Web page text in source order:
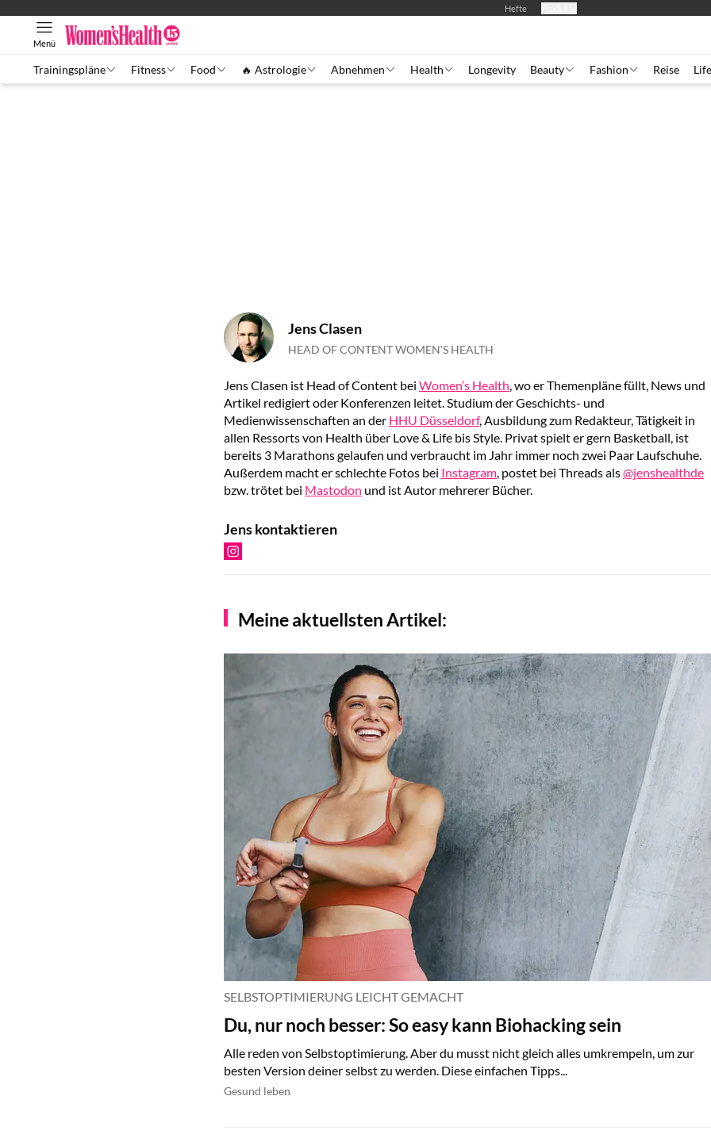
Hefte
Menü
Trainingspläne Fitness Food 🔥 Astrologie Abnehmen Health Longevity Beauty Fashion Reise Life
Jens Clasen
HEAD OF CONTENT WOMEN'S HEALTH
Jens Clasen ist Head of Content bei Women’s Health, wo er Themenpläne füllt, News und
Artikel redigiert oder Konferenzen leitet. Studium der Geschichts- und
Medienwissenschaften an der HHU Düsseldorf, Ausbildung zum Redakteur, Tätigkeit in
allen Ressorts von Health über Love & Life bis Style. Privat spielt er gern Basketball, ist
bereits 3 Marathons gelaufen und verbraucht im Jahr immer noch zwei Paar Laufschuhe.
Außerdem macht er schlechte Fotos bei Instagram, postet bei Threads als@jenshealthde
bzw. trötet bei Mastodon und ist Autor mehrerer Bücher.
Jens kontaktieren
Meine aktuellsten Artikel:
SELBSTOPTIMIERUNG LEICHT GEMACHT
Du, nur noch besser: So easy kann Biohacking sein
Alle reden von Selbstoptimierung. Aber du musst nicht gleich alles umkrempeln, um zur
besten Version deiner selbst zu werden. Diese einfachen Tipps...
Gesund leben